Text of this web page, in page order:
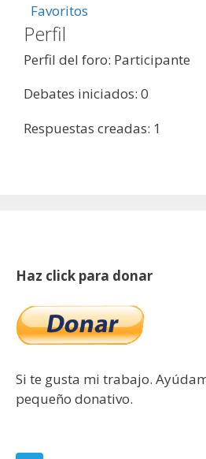
Favoritos
Perfil
Perfil del foro: Participante
Debates iniciados: 0
Respuestas creadas: 1
Haz click para donar
Si te gusta mi trabajo.
pequeño donativo.